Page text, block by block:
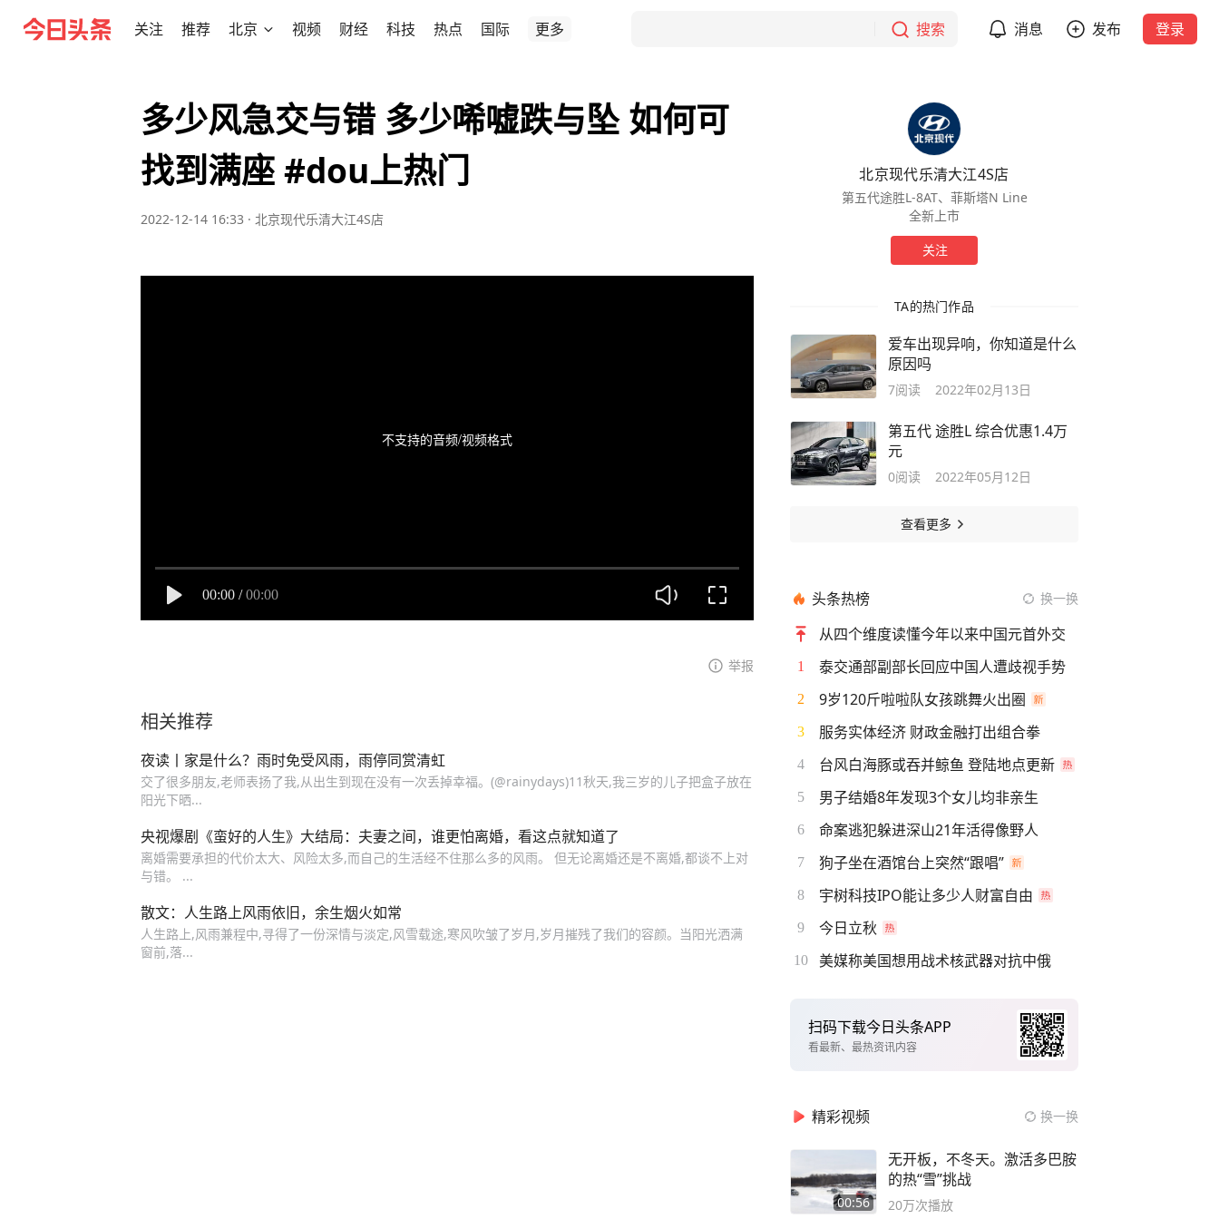
关注 推荐 北京 视频 财经 科技 热点 国际 更多 搜索 消息 发布 登录
多少风急交与错 多少唏嘘跌与坠 如何可
找到满座 #dou上热门
2022-12-14 16:33 · 北京现代乐清大江4S店
不支持的音频/视频格式
00:00 / 00:00
举报
相关推荐
夜读丨家是什么？雨时免受风雨，雨停同赏清虹
交了很多朋友,老师表扬了我,从出生到现在没有一次丢掉幸福。(@rainydays)11秋天,我三岁的儿子把盒子放在
阳光下晒...
央视爆剧《蛮好的人生》大结局：夫妻之间，谁更怕离婚，看这点就知道了
离婚需要承担的代价太大、风险太多,而自己的生活经不住那么多的风雨。 但无论离婚还是不离婚,都谈不上对
与错。 ...
散文：人生路上风雨依旧，余生烟火如常
人生路上,风雨兼程中,寻得了一份深情与淡定,风雪载途,寒风吹皱了岁月,岁月摧残了我们的容颜。当阳光洒满
窗前,落...
北京现代乐清大江4S店
第五代途胜L-8AT、菲斯塔N Line
全新上市
关注
TA的热门作品
爱车出现异响，你知道是什么
原因吗
7阅读 2022年02月13日
第五代 途胜L 综合优惠1.4万
元
0阅读 2022年05月12日
查看更多
头条热榜 换一换
从四个维度读懂今年以来中国元首外交
1 泰交通部副部长回应中国人遭歧视手势
2 9岁120斤啦啦队女孩跳舞火出圈
3 服务实体经济 财政金融打出组合拳
4 台风白海豚或吞并鲸鱼 登陆地点更新
5 男子结婚8年发现3个女儿均非亲生
6 命案逃犯躲进深山21年活得像野人
7 狗子坐在酒馆台上突然“跟唱”
8 宇树科技IPO能让多少人财富自由
9 今日立秋
10 美媒称美国想用战术核武器对抗中俄
扫码下载今日头条APP
看最新、最热资讯内容
精彩视频 换一换
00:56
无开板，不冬天。激活多巴胺
的热“雪”挑战
20万次播放